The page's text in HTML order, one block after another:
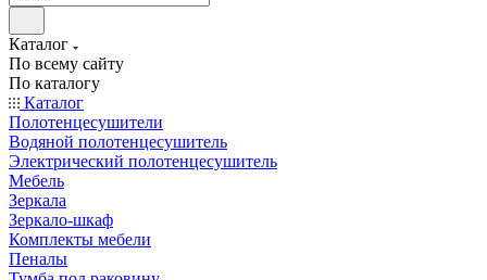
Каталог
По всему сайту
По каталогу
Каталог
Полотенцесушители
Водяной полотенцесушитель
Электрический полотенцесушитель
Мебель
Зеркала
Зеркало-шкаф
Комплекты мебели
Пеналы